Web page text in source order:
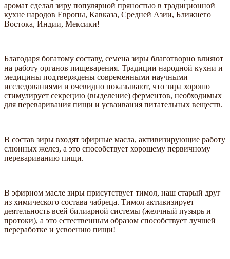
аромат сделал зиру популярной пряностью в традиционной
кухне народов Европы, Кавказа, Средней Азии, Ближнего
Востока, Индии, Мексики!
Благодаря богатому составу, семена зиры благотворно влияют
на работу органов пищеварения. Традиции народной кухни и
медицины подтверждены современными научными
исследованиями и очевидно показывают, что зира хорошо
стимулирует секрецию (выделение) ферментов, необходимых
для переваривания пищи и усваивания питательных веществ.
В состав зиры входят эфирные масла, активизирующие работу
слюнных желез, а это способствует хорошему первичному
перевариванию пищи.
В эфирном масле зиры присутствует тимол, наш старый друг
из химического состава чабреца. Тимол активизирует
деятельность всей билиарной системы (желчный пузырь и
протоки), а это естественным образом способствует лучшей
переработке и усвоению пищи!